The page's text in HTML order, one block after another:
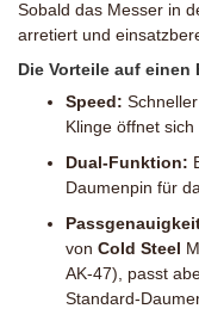
Sobald das Messer in
arretiert und
Die Vorteile auf einen
Speed:
Klinge öffnet
Dual-Funktion:
Daumenpin für
von Cold Steel
AK-47), passt
Standard-